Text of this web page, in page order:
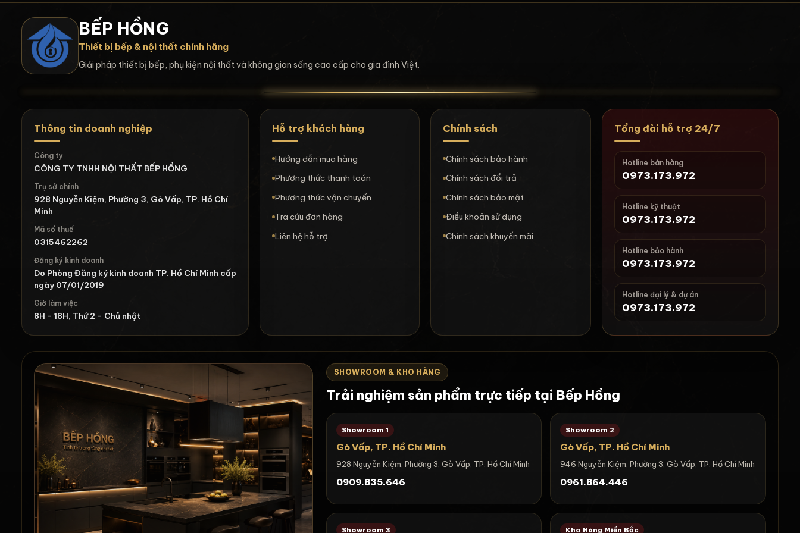
BẾP HỒNG
Thiết bị bếp & nội thất chính hãng
Giải pháp thiết bị bếp, phụ kiện nội thất và không gian sống cao cấp cho gia đình Việt.
Thông tin doanh nghiệp
Công ty
CÔNG TY TNHH NỘI THẤT BẾP HỒNG
Trụ sở chính
928 Nguyễn Kiệm, Phường 3, Gò Vấp, TP. Hồ Chí
Minh
Mã số thuế
0315462262
Đăng ký kinh doanh
Do Phòng Đăng ký kinh doanh TP. Hồ Chí Minh cấp
ngày 07/01/2019
Giờ làm việc
8H - 18H, Thứ 2 - Chủ nhật
Hỗ trợ khách hàng
Hướng dẫn mua hàng
Phương thức thanh toán
Phương thức vận chuyển
Tra cứu đơn hàng
Liên hệ hỗ trợ
Chính sách
Chính sách bảo hành
Chính sách đổi trả
Chính sách bảo mật
Điều khoản sử dụng
Chính sách khuyến mãi
Tổng đài hỗ trợ 24/7
Hotline bán hàng
0973.173.972
Hotline kỹ thuật
0973.173.972
Hotline bảo hành
0973.173.972
Hotline đại lý & dự án
0973.173.972
SHOWROOM & KHO HÀNG
Trải nghiệm sản phẩm trực tiếp tại Bếp Hồng
Showroom 1
Gò Vấp, TP. Hồ Chí Minh
928 Nguyễn Kiệm, Phường 3, Gò Vấp, TP. Hồ Chí Minh
0909.835.646
Showroom 2
Gò Vấp, TP. Hồ Chí Minh
946 Nguyễn Kiệm, Phường 3, Gò Vấp, TP. Hồ Chí Minh
0961.864.446
Showroom 3 Kho Hàng Miền Bắc